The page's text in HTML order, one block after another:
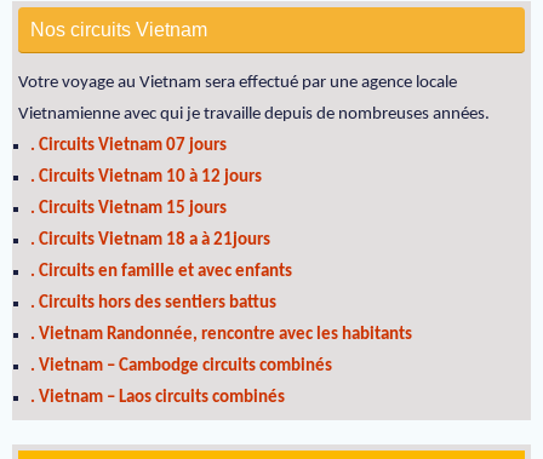
Nos circuits Vietnam
Votre voyage au Vietnam sera effectué par une agence locale
Vietnamienne avec qui je travaille depuis de nombreuses années.
. Circuits Vietnam 07 jours
. Circuits Vietnam 10 à 12 jours
. Circuits Vietnam 15 jours
. Circuits Vietnam 18 a à 21jours
. Circuits en famille et avec enfants
. Circuits hors des sentiers battus
. Vietnam Randonnée, rencontre avec les habitants
. Vietnam – Cambodge circuits combinés
. Vietnam – Laos circuits combinés